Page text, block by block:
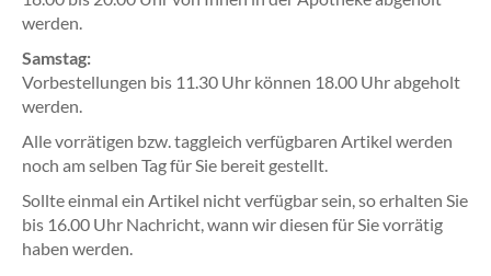
werden.
Samstag:
Vorbestellungen bis 11.30 Uhr können 18.00 Uhr abgeholt
werden.
Alle vorrätigen bzw. taggleich verfügbaren Artikel werden
noch am selben Tag für Sie bereit gestellt.
Sollte einmal ein Artikel nicht verfügbar sein, so erhalten Sie
bis 16.00 Uhr Nachricht, wann wir diesen für Sie vorrätig
haben werden.